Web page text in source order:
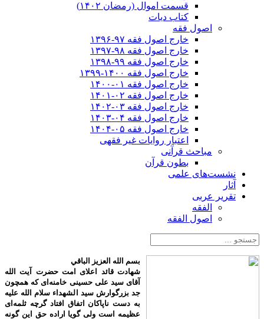
قسمت اموال (رمضان ۱۴۰۲)
کتاب دیات
اصول فقه
خارج اصول فقه ۹۷-۱۳۹۶
خارج اصول فقه ۹۸-۱۳۹۷
خارج اصول فقه ۹۹-۱۳۹۸
خارج اصول فقه ۱۴۰۰-۱۳۹۹
خارج اصول فقه ۰۱-۱۴۰۰
خارج اصول فقه ۰۲-۱۴۰۱
خارج اصول فقه ۰۳-۱۴۰۲
خارج اصول فقه ۰۴-۱۴۰۳
خارج اصول فقه ۰۵-۱۴۰۴
اعتبار روایات غیر فقهی
مباحث قرآنی
بطون قرآن
نشست‌های علمی
آثار
تقریر عربی
الفقه
اصول الفقه
بسم الله العزیز الباقي
شهادت قائد اعلای امت حضرت آیت الله
آقای سید علی حسینی خامنه‌ای که همچون
جد بزرگوارش سید الشهداء سلام الله علیه
به دست ناپاکان اتفاق افتاد گرچه ثلمه‌ای
عظیمه است ولی گویا اراده حق این گونه